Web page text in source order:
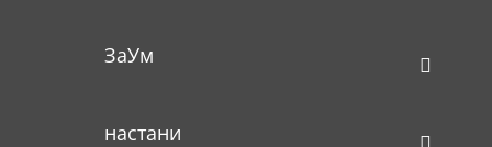
ЗаУм
настани